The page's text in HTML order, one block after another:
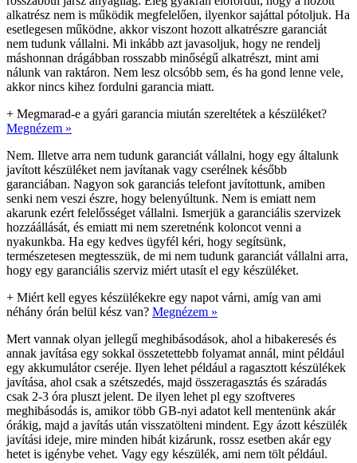
alkatrész nem is működik megfelelően, ilyenkor sajáttal pótoljuk. Ha
esetlegesen működne, akkor viszont hozott alkatrészre garanciát
nem tudunk vállalni. Mi inkább azt javasoljuk, hogy ne rendelj
máshonnan drágábban rosszabb minőségű alkatrészt, mint ami
nálunk van raktáron. Nem lesz olcsóbb sem, és ha gond lenne vele,
akkor nincs kihez fordulni garancia miatt.
+ Megmarad-e a gyári garancia miután szereltétek a készüléket?
Megnézem »
Nem. Illetve arra nem tudunk garanciát vállalni, hogy egy általunk
javított készüléket nem javítanak vagy cserélnek később
garanciában. Nagyon sok garanciás telefont javítottunk, amiben
senki nem veszi észre, hogy belenyúltunk. Nem is emiatt nem
akarunk ezért felelősséget vállalni. Ismerjük a garanciális szervizek
hozzáállását, és emiatt mi nem szeretnénk koloncot venni a
nyakunkba. Ha egy kedves ügyfél kéri, hogy segítsünk,
természetesen megtesszük, de mi nem tudunk garanciát vállalni arra,
hogy egy garanciális szerviz miért utasít el egy készüléket.
+ Miért kell egyes készülékekre egy napot várni, amíg van ami
néhány órán belül kész van? Megnézem »
Mert vannak olyan jellegű meghibásodások, ahol a hibakeresés és
annak javítása egy sokkal összetettebb folyamat annál, mint például
egy akkumulátor cseréje. Ilyen lehet például a ragasztott készülékek
javítása, ahol csak a szétszedés, majd összeragasztás és száradás
csak 2-3 óra pluszt jelent. De ilyen lehet pl egy szoftveres
meghibásodás is, amikor több GB-nyi adatot kell mentenünk akár
órákig, majd a javítás után visszatölteni mindent. Egy ázott készülék
javítási ideje, mire minden hibát kizárunk, rossz esetben akár egy
hetet is igénybe vehet. Vagy egy készülék, ami nem tölt például.